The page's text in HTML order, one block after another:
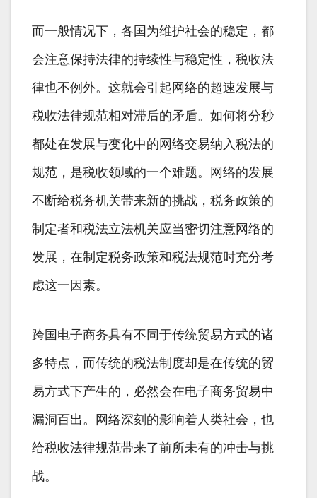
而一般情况下，各国为维护社会的稳定，都
会注意保持法律的持续性与稳定性，税收法
律也不例外。这就会引起网络的超速发展与
税收法律规范相对滞后的矛盾。如何将分秒
都处在发展与变化中的网络交易纳入税法的
规范，是税收领域的一个难题。网络的发展
不断给税务机关带来新的挑战，税务政策的
制定者和税法立法机关应当密切注意网络的
发展，在制定税务政策和税法规范时充分考
虑这一因素。
跨国电子商务具有不同于传统贸易方式的诸
多特点，而传统的税法制度却是在传统的贸
易方式下产生的，必然会在电子商务贸易中
漏洞百出。网络深刻的影响着人类社会，也
给税收法律规范带来了前所未有的冲击与挑
战。